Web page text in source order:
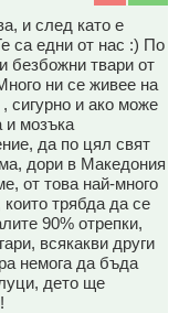
и след като е
са едни от нас :) По
безбожни твари от
ни се живее на
сигурно и ако може
и мозъка
да по цял свят
дори в Македония
от това най-много
трябда да се
90% отрепки,
всякакви други
немога да бъда
дето ще